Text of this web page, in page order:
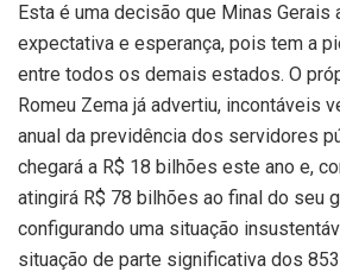
Esta é uma decisão que Minas Gerais
expectativa e esperança, pois tem a
entre todos os demais estados. O
Romeu Zema já advertiu, incontáveis
anual da previdência dos servidores
chegará a R$ 18 bilhões este ano e,
atingirá R$ 78 bilhões ao final do seu
configurando uma situação
situação de parte significativa dos